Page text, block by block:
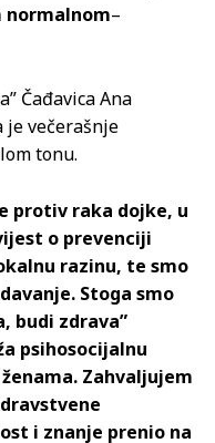
normalnom–
Čađavica Ana
večerašnje
tonu.
protiv raka dojke, u
o prevenciji
razinu, te smo
Stoga smo
budi zdrava”
psihosocijalnu
Zahvaljujem
i znanje prenio na